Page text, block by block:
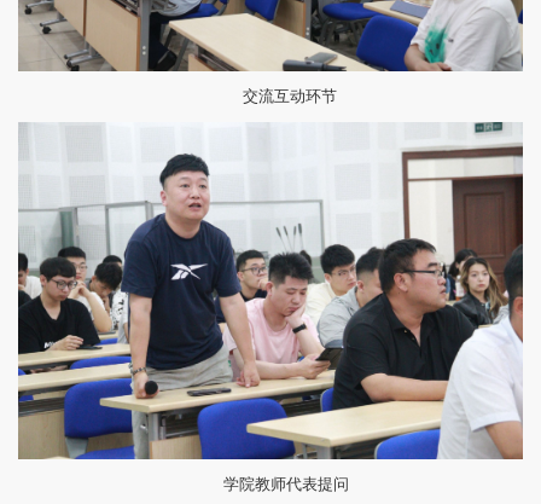
交流互动环节
学院教师代表提问